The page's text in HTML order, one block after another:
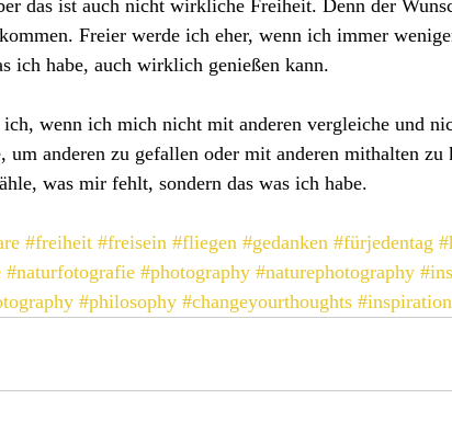
das ist auch nicht wirkliche Freiheit. Denn der
Freier werde ich eher, wenn ich immer
ich habe, auch wirklich genießen kann.
wenn ich mich nicht mit anderen vergleiche und
um anderen zu gefallen oder mit anderen mithalten
was mir fehlt, sondern das was ich habe.
#freiheit #freisein #fliegen #gedanken #fürjedentag
#naturfotografie #photography #naturephotography
#philosophy #changeyourthoughts #inspiration